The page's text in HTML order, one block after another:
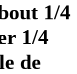
1/4
1/4
de